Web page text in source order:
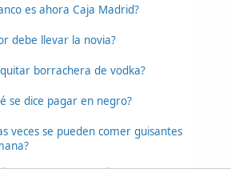
es ahora Caja Madrid?
debe llevar la novia?
borrachera de vodka?
se dice pagar en negro?
veces se pueden comer guisantes
se obstruyen las glándulas de